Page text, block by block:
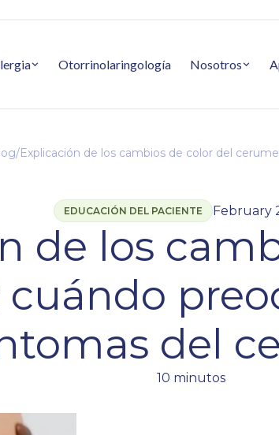
Otorrinolaringología Nosotros
/Explicación de los cambios de color del
EDUCACIÓN DEL PACIENTE February
de los
del
10 minutos